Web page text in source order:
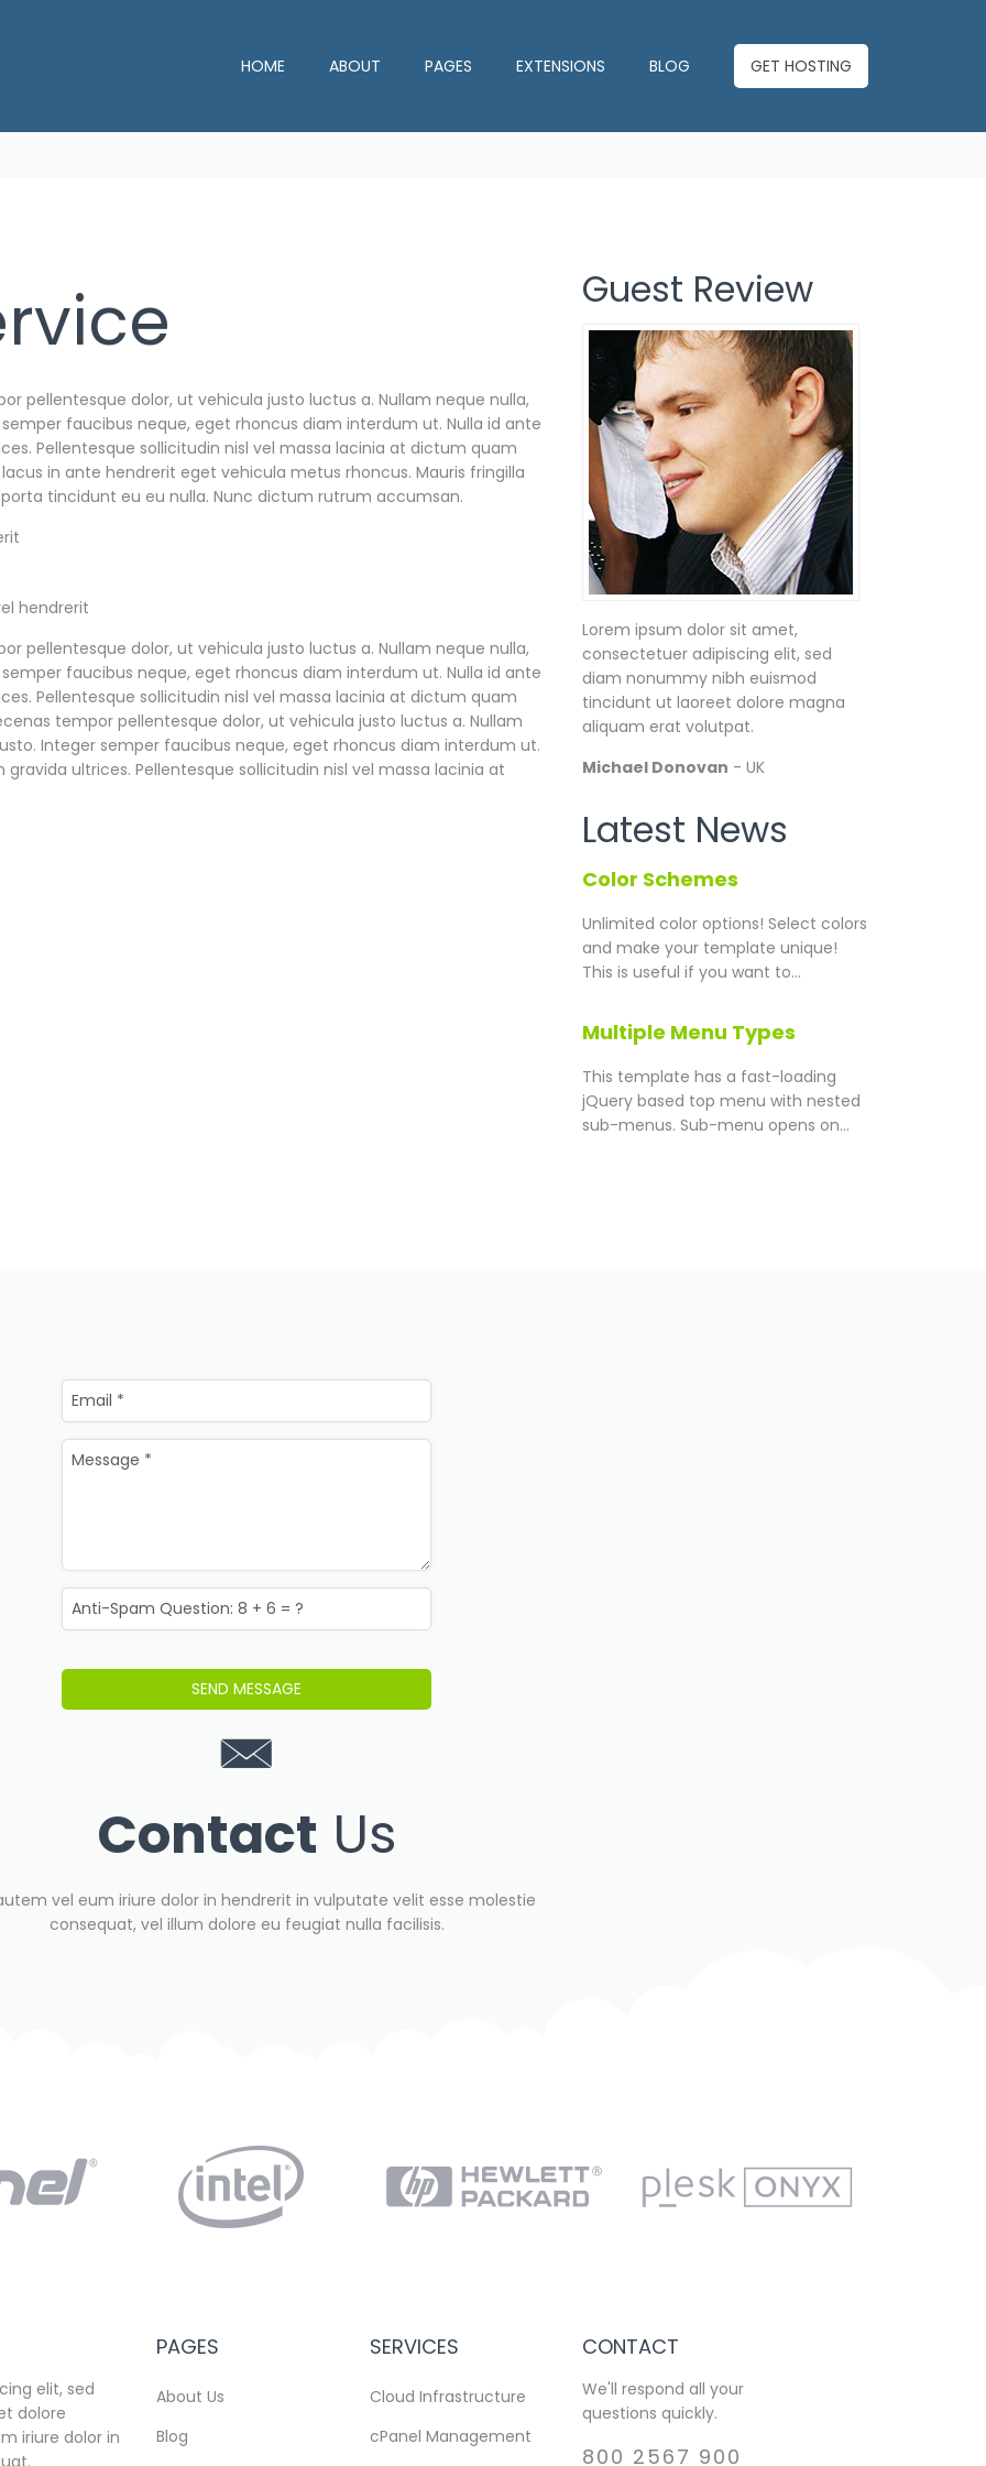
HOME ABOUT PAGES EXTENSIONS BLOG GET HOSTING
pellentesque dolor, ut vehicula justo luctus a. Nullam neque nulla,
faucibus neque, eget rhoncus diam interdum ut. Nulla id ante
Pellentesque sollicitudin nisl vel massa lacinia at dictum quam
in ante hendrerit eget vehicula metus rhoncus. Mauris fringilla
tincidunt eu eu nulla. Nunc dictum rutrum accumsan.
hendrerit
pellentesque dolor, ut vehicula justo luctus a. Nullam neque nulla,
faucibus neque, eget rhoncus diam interdum ut. Nulla id ante
Pellentesque sollicitudin nisl vel massa lacinia at dictum quam
tempor pellentesque dolor, ut vehicula justo luctus a. Nullam
Integer semper faucibus neque, eget rhoncus diam interdum ut.
ultrices. Pellentesque sollicitudin nisl vel massa lacinia at
Guest Review
Lorem ipsum dolor sit amet,
consectetuer adipiscing elit, sed
diam nonummy nibh euismod
tincidunt ut laoreet dolore magna
aliquam erat volutpat.
Michael Donovan - UK
Latest News
Color Schemes
Unlimited color options! Select colors
and make your template unique!
This is useful if you want to...
Multiple Menu Types
This template has a fast-loading
jQuery based top menu with nested
sub-menus. Sub-menu opens on...
Contact Us
vel eum iriure dolor in hendrerit in vulputate velit esse molestie
consequat, vel illum dolore eu feugiat nulla facilisis.
elit, sed
dolore
iriure dolor in
PAGES
About Us
Blog
SERVICES
Cloud Infrastructure
cPanel Management
CONTACT
We'll respond all your
questions quickly.
800 2567 900